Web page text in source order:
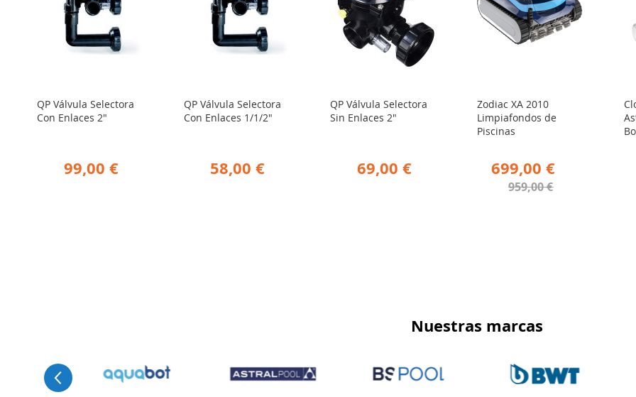
QP Válvula Selectora
Con Enlaces 2"
99,00 €
QP Válvula Selectora
Con Enlaces 1/1/2"
58,00 €
QP Válvula Selectora
Sin Enlaces 2"
69,00 €
Zodiac XA 2010
Limpiafondos de
Piscinas
699,00 €
959,00 €
Nuestras marcas